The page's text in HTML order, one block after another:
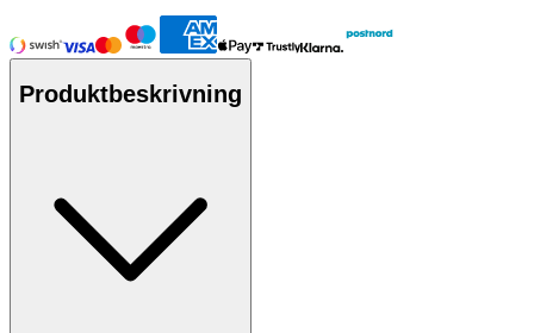
Produktbeskrivning